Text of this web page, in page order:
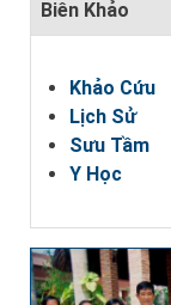
Biên Khảo
Khảo Cứu
Lịch Sử
Sưu Tầm
Y Học